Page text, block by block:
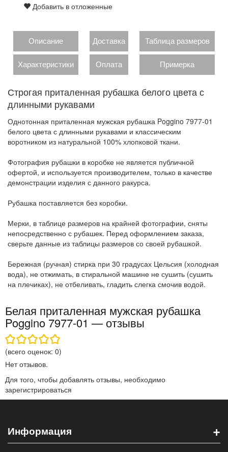
Добавить в отложенные
Описание Доставка Таблица размеров
Характеристики Оплата Примерка
Строгая приталенная рубашка белого цвета с
длинными рукавами
Однотонная приталенная мужская рубашка Poggino 7977-01
белого цвета с длинными рукавами и классическим
воротником из натуральной 100% хлопковой ткани.
Фотография рубашки в коробке не является публичной
офертой, и используется производителем, только в качестве
демонстрации изделия с данного ракурса.
Рубашка поставляется без коробки.
Мерки, в таблице размеров на крайней фотографии, сняты
непосредственно с рубашек. Перед оформлением заказа,
сверьте данные из таблицы размеров со своей рубашкой.
Бережная (ручная) стирка при 30 градусах Цельсия (холодная
вода), не отжимать, в стиральной машине не сушить (сушить
на плечиках), не отбеливать, гладить слегка смочив водой.
Белая приталенная мужская рубашка
Poggino 7977-01 — отзывы
(всего оценок: 0)
Нет отзывов.
Для того, чтобы добавлять отзывы, необходимо
зарегистрироваться
Информация +